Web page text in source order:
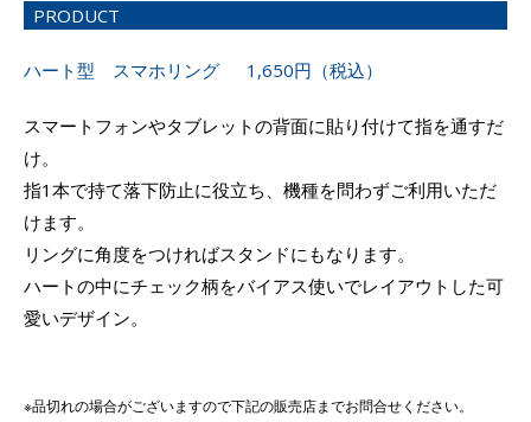
PRODUCT
ハート型 スマホリング 1,650円（税込）
スマートフォンやタブレットの背面に貼り付けて指を通すだ
け。
指1本で持て落下防止に役立ち、機種を問わずご利用いただ
けます。
リングに角度をつければスタンドにもなります。
ハートの中にチェック柄をバイアス使いでレイアウトした可
愛いデザイン。
※品切れの場合がございますので下記の販売店までお問合せください。